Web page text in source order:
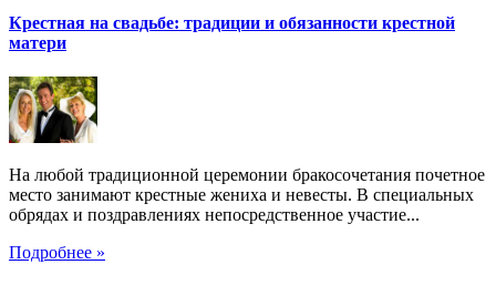
Крестная на свадьбе: традиции и обязанности крестной
матери
На любой традиционной церемонии бракосочетания почетное
место занимают крестные жениха и невесты. В специальных
обрядах и поздравлениях непосредственное участие...
Подробнее »